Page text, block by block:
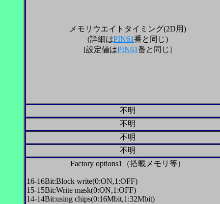
メモリウエイトタイミング(2D用)
(詳細はPIN61番と同じ)
[設定値はPIN61番と同じ]
不明
不明
不明
不明
Factory options1（搭載メモリ等）
16-16Bit:Block write(0:ON,1:OFF)
15-15Bit:Write mask(0:ON,1:OFF)
14-14Bit:using chips(0:16Mbit,1:32Mbit)